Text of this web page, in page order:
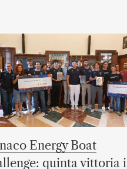
Energy Boat
quinta vittoria